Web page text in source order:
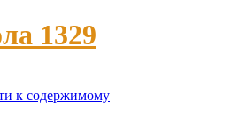
1329
к содержимому